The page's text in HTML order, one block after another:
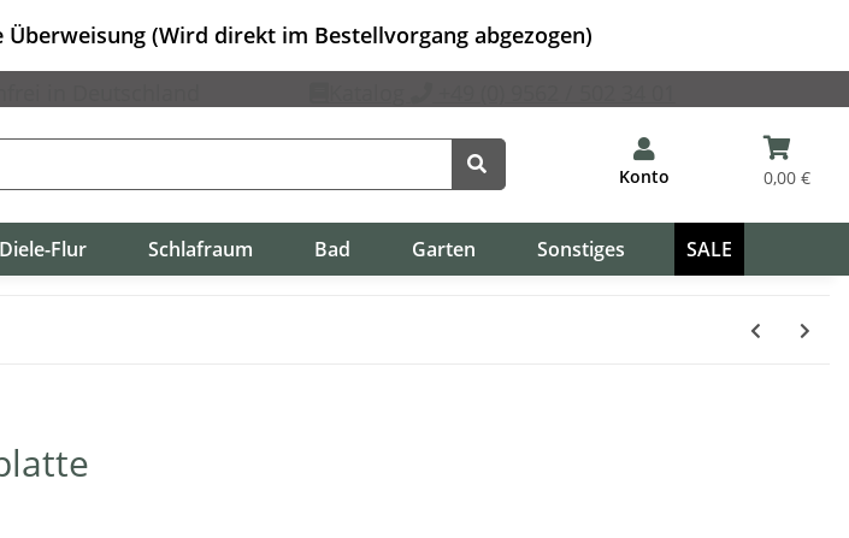
(Wird direkt im Bestellvorgang abgezogen)
Konto 0,00 €
Diele-Flur Schlafraum Bad Garten Sonstiges SALE